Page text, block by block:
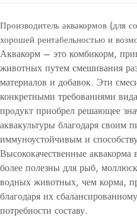
Производитель аквакормов (для
хорошей рентабельностью и
Аквакорм – это комбикорм,
животных путем смешивания
материалов и добавок. Эти
конкретными требованиями
продукт приобрел решающее
аквакультуры благодаря своим
иммуноустойчивым и
Высококачественные аквакорма
более полезны для рыб,
водных животных, чем корма,
благодаря их
потребности составу.